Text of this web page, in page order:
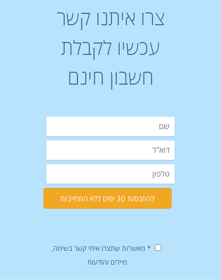
צרו איתנו קשר
עכשיו לקבלת
חשבון חינם
* מאשר/ת שתצרו איתי קשר בשיחה,
מיילים והודעות